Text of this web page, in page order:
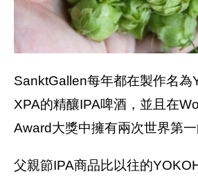
SanktGallen每年都在製作名為
XPA的精釀IPA啤酒，並且在
Award大獎中擁有兩次世界第一
父親節IPA商品比以往的